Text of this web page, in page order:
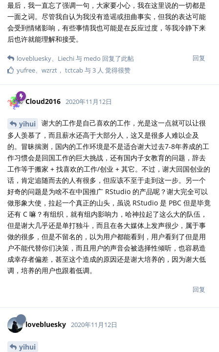
最后，我一直忘了强调一句，大家要小心，我在这里说的一切都是
一面之词。尽管我自认为我没有造谣或扭曲事实，但我的表达可能
会受到情绪影响，有些事情我也可能是在反应过度，等我冷静下来
后也许就能理解和接受。
回复
lovebluesky、 Liechi与 medo 回复了此帖
yufree、 wzrzt ， tctcab与3 人 觉得很赞
Cloud2016 2020年11月12日
yihui
谢大的工作是自己喜欢的工作，光是这一点就可以让很
多人羡慕了，而且薪水还高于大部分人，这又是很多人难以企及
的。冒昧揣测，国内的工作环境是不是适合谢大过去7-8年养成的工
作习惯会是回国工作的巨大挑战，还有国内子女教育的问题，辞去
工作等于搬家 + 找喜欢的工作/创业 + 其它。不过，谢大回国创业的
话，肯定追随而去的人有很多，但应该不至于走到这一步。另一个
好奇的问题是为啥不在中国推广 RStudio 的产品呢？谢大完全可以
做形象大使，拉起一个真正的山头，虽说 RStudio 是 PBC 但是毕竟
还有 C 嘛？有组织，就有组内影响力，哈神拉起了这么大的队伍，
但是谢大几乎还是单打独斗，而且在各大媒体上发声很少，属于事
做的很多，但是不留名的，以为用户都能看到，用户看到了但是用
户不能代替你们决策，而且用户的声音会被选择性倾听，也容易造
成幸存者偏差，甚至这个造成的原因还是谢大培养的，因为谢大低
调，培养的用户也跟着低调。
回复
lovebluesky 2020年11月12日
yihui